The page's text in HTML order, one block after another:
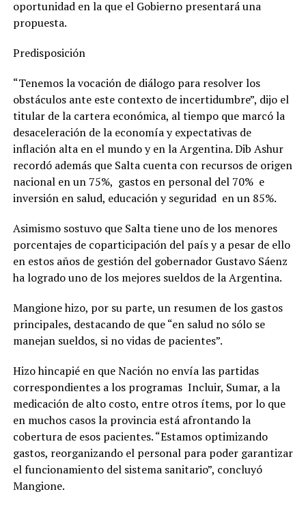
oportunidad en la que el Gobierno presentará una
propuesta.
Predisposición
“Tenemos la vocación de diálogo para resolver los
obstáculos ante este contexto de incertidumbre”, dijo el
titular de la cartera económica, al tiempo que marcó la
desaceleración de la economía y expectativas de
inflación alta en el mundo y en la Argentina. Dib Ashur
recordó además que Salta cuenta con recursos de origen
nacional en un 75%, gastos en personal del 70% e
inversión en salud, educación y seguridad en un 85%.
Asimismo sostuvo que Salta tiene uno de los menores
porcentajes de coparticipación del país y a pesar de ello
en estos años de gestión del gobernador Gustavo Sáenz
ha logrado uno de los mejores sueldos de la Argentina.
Mangione hizo, por su parte, un resumen de los gastos
principales, destacando de que “en salud no sólo se
manejan sueldos, si no vidas de pacientes”.
Hizo hincapié en que Nación no envía las partidas
correspondientes a los programas Incluir, Sumar, a la
medicación de alto costo, entre otros ítems, por lo que
en muchos casos la provincia está afrontando la
cobertura de esos pacientes. “Estamos optimizando
gastos, reorganizando el personal para poder garantizar
el funcionamiento del sistema sanitario”, concluyó
Mangione.